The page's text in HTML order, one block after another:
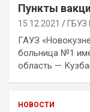
Пункты
15.12.2021
ГАУЗ
больница №1
область —
НОВОСТИ